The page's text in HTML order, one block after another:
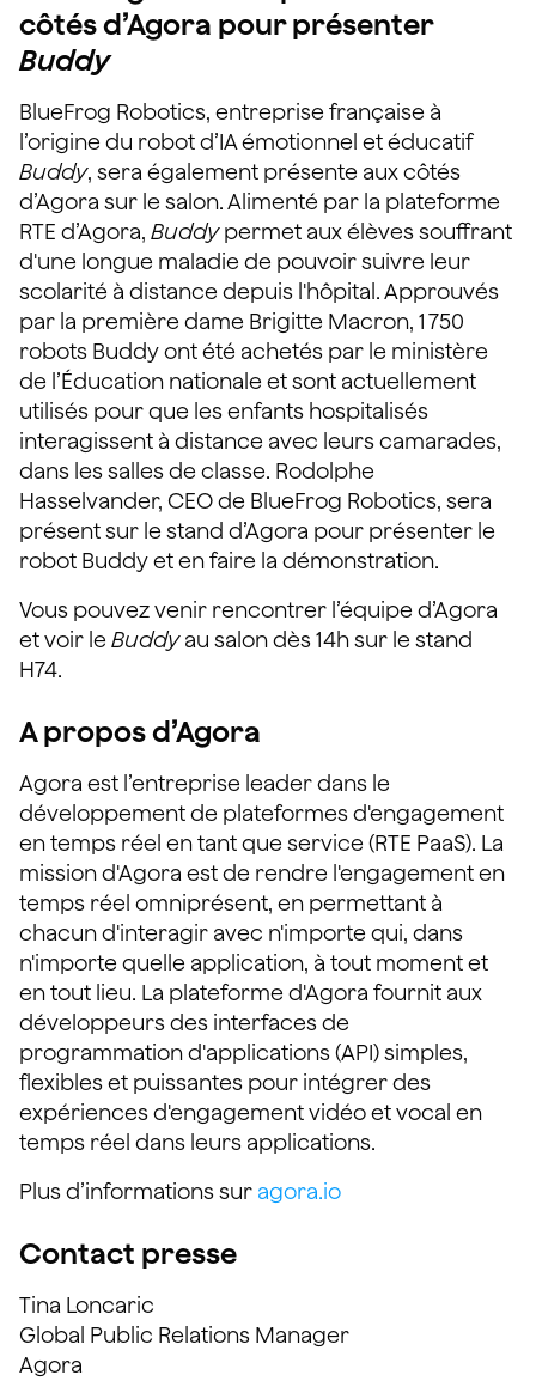
côtés d’Agora pour présenter
Buddy
BlueFrog Robotics, entreprise française à
l’origine du robot d’IA émotionnel et éducatif
Buddy, sera également présente aux côtés
d’Agora sur le salon. Alimenté par la plateforme
RTE d’Agora, Buddypermet aux élèves souffrant
d'une longue maladie de pouvoir suivre leur
scolarité à distance depuis l'hôpital. Approuvés
par la première dame Brigitte Macron, 1 750
robots Buddy ont été achetés par le ministère
de l’Éducation nationale et sont actuellement
utilisés pour que les enfants hospitalisés
interagissent à distance avec leurs camarades,
dans les salles de classe. Rodolphe
Hasselvander, CEO de BlueFrog Robotics, sera
présent sur le stand d’Agora pour présenter le
robot Buddy et en faire la démonstration.
Vous pouvez venir rencontrer l’équipe d’Agora
et voir le Buddyau salon dès 14h sur le stand
H74.
A propos d’Agora
Agora est l’entreprise leader dans le
développement de plateformes d'engagement
en temps réel en tant que service (RTE PaaS). La
mission d'Agora est de rendre l'engagement en
temps réel omniprésent, en permettant à
chacun d'interagir avec n'importe qui, dans
n'importe quelle application, à tout moment et
en tout lieu. La plateforme d'Agora fournit aux
développeurs des interfaces de
programmation d'applications (API) simples,
flexibles et puissantes pour intégrer des
expériences d'engagement vidéo et vocal en
temps réel dans leurs applications.
Plus d’informations sur agora.io
Contact presse
Tina Loncaric
Global Public Relations Manager
Agora